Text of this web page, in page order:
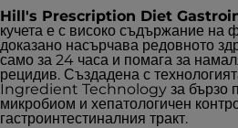
Hill's Prescription Diet
кучета е с високо съдържание на
доказано насърчава редовното
само за 24 часа и помага за
рецидив. Създадена с
Ingredient Technology за бързо
микробиом и хепатологичен
гастроинтестиналния тракт.